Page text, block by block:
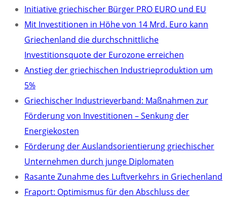
Initiative griechischer Bürger PRO EURO und EU
Mit Investitionen in Höhe von 14 Mrd. Euro kann
Griechenland die durchschnittliche
Investitionsquote der Eurozone erreichen
Anstieg der griechischen Industrieproduktion um
5%
Griechischer Industrieverband: Maßnahmen zur
Förderung von Investitionen – Senkung der
Energiekosten
Förderung der Auslandsorientierung griechischer
Unternehmen durch junge Diplomaten
Rasante Zunahme des Luftverkehrs in Griechenland
Fraport: Optimismus für den Abschluss der